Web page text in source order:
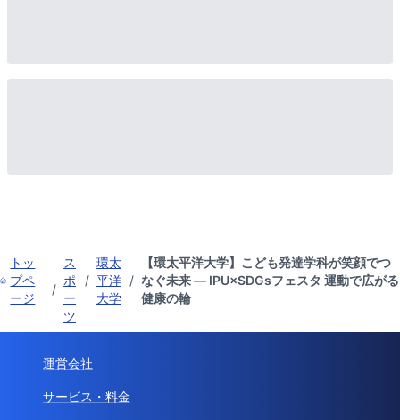
トッ
プペ
ージ
/
ス
ポ
ー
ツ
/
環太
平洋
大学
/
【環太平洋大学】こども発達学科が笑顔でつ
なぐ未来 ― IPU×SDGsフェスタ 運動で広がる
健康の輪
運営会社
サービス・料金